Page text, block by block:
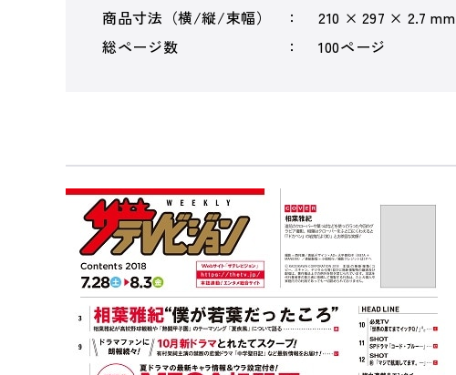
商品寸法（横/縦/束幅）
210 × 297 × 2.7 mm
総ページ数
100ページ